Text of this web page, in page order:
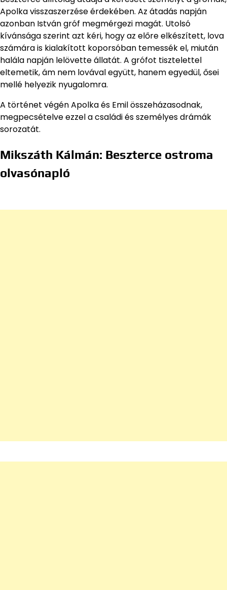
Apolka visszaszerzése érdekében. Az átadás napján
azonban István gróf megmérgezi magát. Utolsó
kívánsága szerint azt kéri, hogy az előre elkészített, lova
számára is kialakított koporsóban temessék el, miután
halála napján lelövette állatát. A grófot tisztelettel
eltemetik, ám nem lovával együtt, hanem egyedül, ősei
mellé helyezik nyugalomra.
A történet végén Apolka és Emil összeházasodnak,
megpecsételve ezzel a családi és személyes drámák
sorozatát.
Mikszáth Kálmán: Beszterce ostroma
olvasónapló